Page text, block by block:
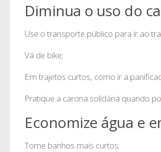
Diminua o uso do
Use o transporte público para ir ao
Vá de bike;
Em trajetos curtos, como ir a
Pratique a carona solidária quando
Economize água e
Tome banhos mais curtos;